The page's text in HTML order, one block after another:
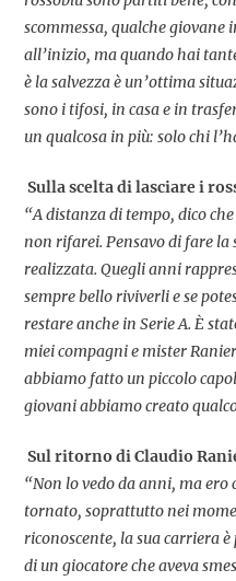
scommessa, qualche
all’inizio, ma quando hai
è la salvezza è un’ottima
sono i tifosi, in casa e in
un qualcosa in più: solo chi
Sulla scelta di lasciare i
“A distanza di tempo, dico
non rifarei. Pensavo di fare la
realizzata. Quegli anni
sempre bello riviverli e se
restare anche in Serie A. È
miei compagni e mister
abbiamo fatto un piccolo
giovani abbiamo creato
Sul ritorno di Claudio
“Non lo vedo da anni, ma
tornato, soprattutto nei
riconoscente, la sua carriera
di un giocatore che aveva